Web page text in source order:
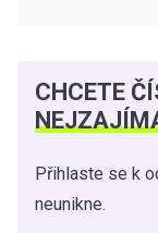
CHCETE
Přihlaste se k
neunikne.